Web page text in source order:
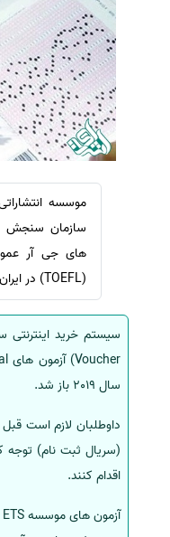
ترجمه عربی به فارسی
مشاهده همه زبان ها
سفارش ویرایش
سفارش پارافریز
سفارش فرمت‌بندی
سفارش کاهش
سفارش معرفی مجله
سفارش معرفی مقاله
سفارش معرفی کتاب
سفارش چکیده
سفارش ترجمه
سفارش گویندگی
سفارش تولید محتوا
سفارش ترجمه
سفارش انگیزه‌نامه‌SOP
موسسه
(TOEFL) در ایران باز شد.
سیستم خرید
سال 2019 باز شد.
داوطلبان لازم است
(سریال ثبت نام) توجه
اقدام کنند.